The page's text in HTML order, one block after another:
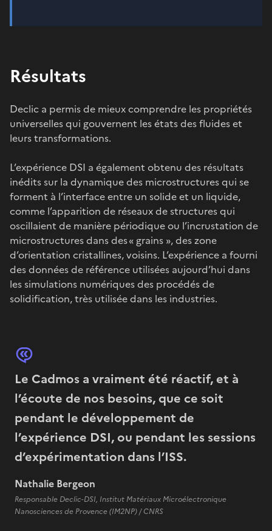
Résultats
Declic a permis de mieux comprendre les propriétés
universelles qui gouvernent les états des fluides et
leurs transformations.
L’expérience DSI a également obtenu des résultats
inédits sur la dynamique des microstructures qui se
forment à l’interface entre un solide et un liquide,
comme l’apparition de réseaux de structures qui
oscillaient de manière périodique ou l’incrustation de
microstructures dans des « grains », des zone
d’orientation cristallines, voisins. L’expérience a fourni
des données de référence utilisées aujourd’hui dans
les simulations numériques des procédés de
solidification, très utilisée dans les industries.
Le Cadmos a vraiment été réactif, et à
l’écoute de nos besoins, que ce soit
pendant le développement de
l’expérience DSI, ou pendant les sessions
d’expérimentation dans l’ISS.
Nathalie Bergeon
Responsable Declic-DSI, Institut Matériaux Microélectronique
Nanosciences de Provence (IM2NP) / CNRS